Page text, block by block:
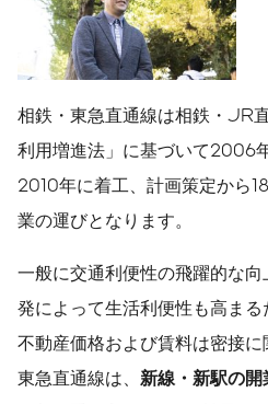
相鉄・東急直通線は相鉄・JR
利用増進法」に基づいて2006
2010年に着工、計画策定から
業の運びとなります。
一般に交通利便性の飛躍的な
発によって生活利便性も高ま
不動産価格および賃料は密接に
東急直通線は、 新線・新駅の